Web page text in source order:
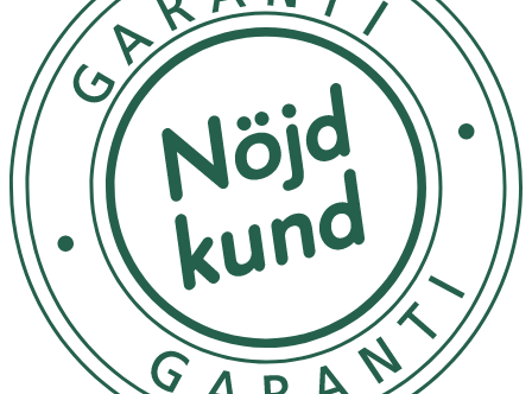
Ingredienser:
Ricinus Communis Seed Oil*, Prunus Amygdalus Dulcis
Oil*, Aloe Barbadensis Leaf Juice*, Helianthus Annuus
Seed Wax*, Argania Spinosa Kernel Oil*, Cetyl Palmitate*,
Sorbitan Palmitate*, Sorbitan Olivate*, Pantothenic Acid,
Tocopherol, Lavandula Angustifolia Oil*¤, Benzyl Alcohol,
Glyceryl Caprylate, Glyceryl Undecylenate *Certified
organic ingredient ¤Essential oil